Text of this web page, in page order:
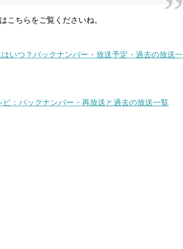
こちらをご覧くださいね。
いつ？バックナンバー・放送予定・過去の放送一
：バックナンバー・再放送と過去の放送一覧